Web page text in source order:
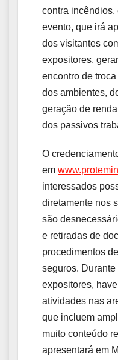
contra incêndios,
evento, que irá
dos visitantes
expositores,
encontro de
dos ambientes,
geração de
dos passivos
O
em
interessados
diretamente nos
são
e retiradas de
procedimentos
seguros.
expositores,
atividades nas
que incluem
muito conteúdo
apresentará em